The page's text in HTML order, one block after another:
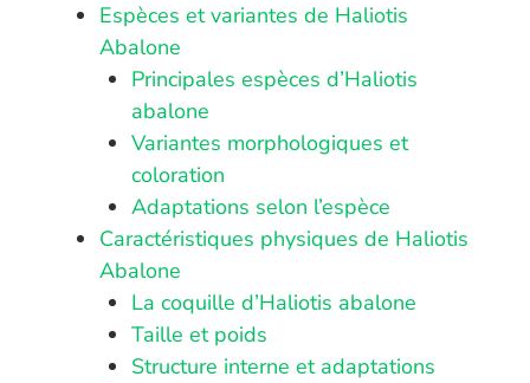
Espèces et variantes de Haliotis
Abalone
Principales espèces d’Haliotis
abalone
Variantes morphologiques et
coloration
Adaptations selon l’espèce
Caractéristiques physiques de Haliotis
Abalone
La coquille d’Haliotis abalone
Taille et poids
Structure interne et adaptations